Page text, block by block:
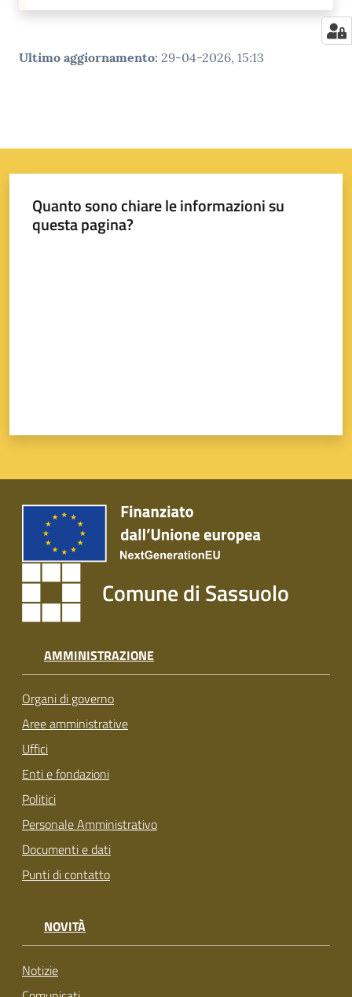
Ultimo aggiornamento: 29-04-2026, 15:13
Quanto sono chiare le informazioni su
questa pagina?
Comune di Sassuolo
AMMINISTRAZIONE
Organi di governo
Aree amministrative
Uffici
Enti e fondazioni
Politici
Personale Amministrativo
Documenti e dati
Punti di contatto
NOVITÀ
Notizie